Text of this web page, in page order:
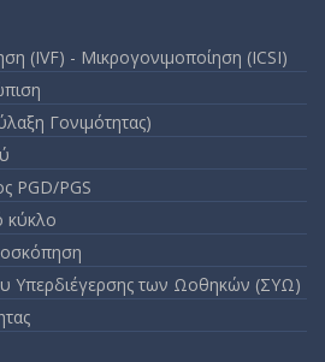
(IVF) - Μικρογονιμοποίηση (ICSI)
Γονιμότητας)
PGD/PGS
κύκλο
Υπερδιέγερσης των Ωοθηκών (ΣΥΩ)